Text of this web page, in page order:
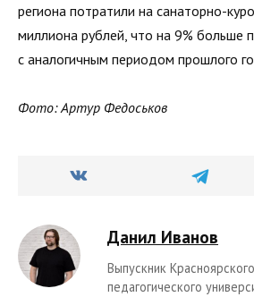
региона потратили на санаторно-
миллиона рублей, что на 9% больше
с аналогичным периодом прошлого
Фото: Артур Федоськов
Данил Иванов
Выпускник
педагогического